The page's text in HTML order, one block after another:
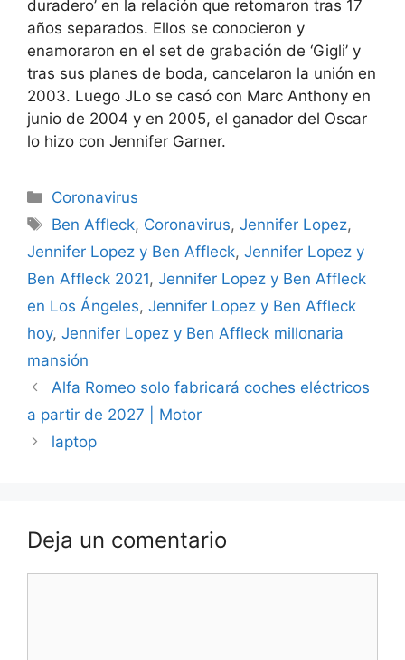
duradero’ en la relación que retomaron tras 17
años separados. Ellos se conocieron y
enamoraron en el set de grabación de ‘Gigli’ y
tras sus planes de boda, cancelaron la unión en
2003. Luego JLo se casó con Marc Anthony en
junio de 2004 y en 2005, el ganador del Oscar
lo hizo con Jennifer Garner.
Categorías
Coronavirus
Etiquetas
Ben Affleck, Coronavirus,Jennifer Lopez,
Jennifer Lopez y Ben Affleck, Jennifer Lopez y
Ben Affleck 2021, Jennifer Lopez y Ben Affleck
en Los Ángeles, Jennifer Lopez y Ben Affleck
hoy, Jennifer Lopez y Ben Affleck millonaria
mansión
Alfa Romeo solo fabricará coches eléctricos
a partir de 2027 | Motor
laptop
Deja un comentario